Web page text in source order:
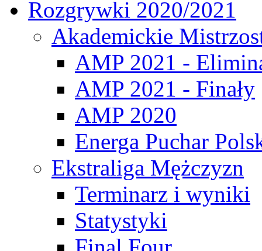
Rozgrywki 2020/2021
Akademickie
AMP 2021 -
AMP 2021 - Finały
AMP 2020
Energa Puchar
Ekstraliga Mężczyzn
Terminarz i wyniki
Statystyki